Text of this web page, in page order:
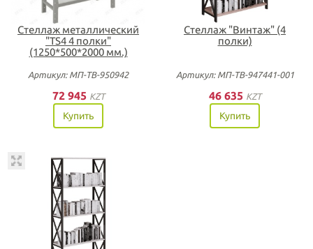
Стеллаж металлический
"TS4 4 полки"
(1250*500*2000 мм.)
Артикул: МП-ТВ-950942
72 945 KZT
Купить
Стеллаж "Винтаж" (4
полки)
Артикул: МП-ТВ-947441-001
46 635 KZT
Купить